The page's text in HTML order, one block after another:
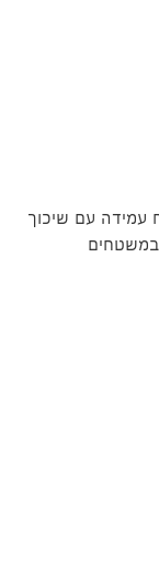
עמידה עם שיכוך
במשטחים